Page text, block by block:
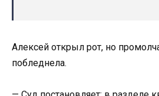
Алексей открыл рот, но
побледнела.